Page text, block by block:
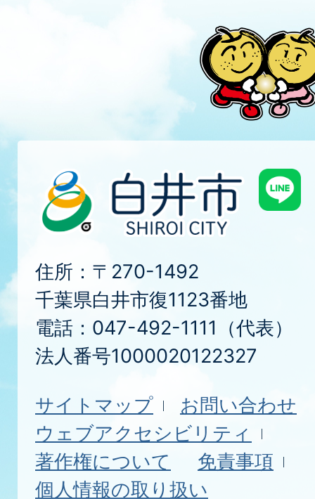
住所：〒270-1492
千葉県白井市復1123番地
電話：047-492-1111（代表）
法人番号1000020122327
サイトマップ
お問い合わせ
ウェブアクセシビリティ
著作権について
免責事項
個人情報の取り扱い